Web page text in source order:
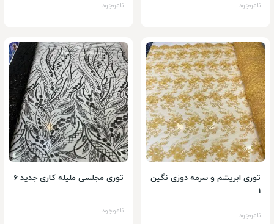
ناموجود ناموجود
توری ابریشم و سرمه دوزی نگین
1
ناموجود
توری مجلسی ملیله کاری جدید 6
ناموجود